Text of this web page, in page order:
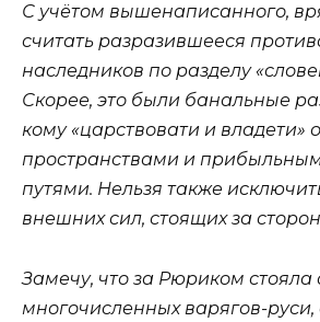
С учётом вышенаписанного,
считать разразившееся
наследников по разделу
Скорее, это были банальные
кому «царствовати и
пространствами и
путями. Нельзя также
внешних сил, стоящих за
Замечу, что за Рюриком стояла
многочисленных варягов-руси,